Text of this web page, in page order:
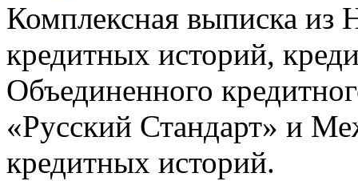
Комплексная выписка из
кредитных историй,
Объединенного
«Русский Стандарт» и
кредитных историй.